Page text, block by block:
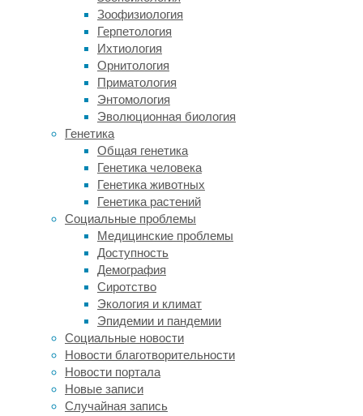
Зоофизиология
Герпетология
Ихтиология
Орнитология
Приматология
Энтомология
Эволюционная биология
Генетика
Общая генетика
Генетика человека
Генетика животных
Генетика растений
Социальные проблемы
Медицинские проблемы
Доступность
Демография
Сиротство
Экология и климат
Эпидемии и пандемии
Социальные новости
Новости благотворительности
Новости портала
Новые записи
Случайная запись
The
International
Journal
Cancer.
15,5
процента
участников
родились
путем
кесарева
сечения,
за
изученный
период
было
зарегистрировано
1495
случаев
лейкоза.
Выяснилось,
что
у